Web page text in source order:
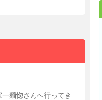
麺惚さんへ行ってき